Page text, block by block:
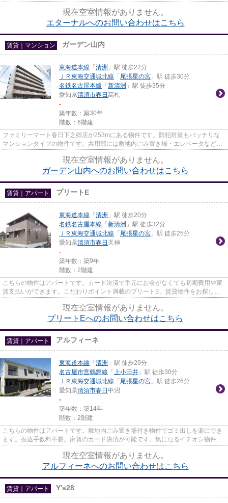
現在空室情報がありません。
エターナルへのお問い合わせはこちら
賃貸｜マンション ガーデン山内
東海道本線 「 清洲 」駅 徒歩22分
ＪＲ東海交通城北線 「 尾張星の宮 」駅 徒歩30分
名鉄名古屋本線 「 新清洲 」駅 徒歩35分
愛知県清須市春日 高札
-
築年数：築30年
階数：6階建
ファミリーマート春日下之郷店が253mにある物件です。防犯対策もバッチリな
マンションタイプの物件です。共用部には敷地内ごみ置き場・エレベータなどが
現在空室情報がありません。
ガーデン山内へのお問い合わせはこちら
賃貸｜アパート プリートE
東海道本線 「 清洲 」駅 徒歩20分
名鉄名古屋本線 「 新清洲 」駅 徒歩32分
ＪＲ東海交通城北線 「 尾張星の宮 」駅 徒歩25分
愛知県清須市春日 天神
-
築年数：築9年
階数：2階建
こちらの物件はアパートです。カード決済で手元にお金がなくても初期費用や家
賃支払いができます。こだわりポイント満載のプリートE。賃貸物件をお探しの
現在空室情報がありません。
プリートEへのお問い合わせはこちら
賃貸｜アパート アルフィーネ
東海道本線 「 清洲 」駅 徒歩29分
名古屋市営鶴舞線 「 上小田井 」駅 徒歩30分
ＪＲ東海交通城北線 「 尾張星の宮 」駅 徒歩26分
愛知県清須市春日 中沼
-
築年数：築14年
階数：2階建
こちらの物件はアパートです。敷地内ごみ置き場付き物件でゴミ出しを楽にでき
ます。振込手数料不要。家賃のカード決済が可能です。気になるイチオシ物件情
現在空室情報がありません。
アルフィーネへのお問い合わせはこちら
賃貸｜アパート Y's28